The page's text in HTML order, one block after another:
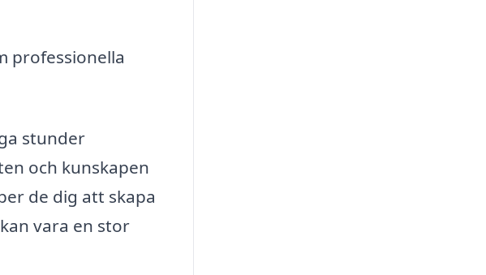
professionella
stunder
och kunskapen
de dig att skapa
vara en stor